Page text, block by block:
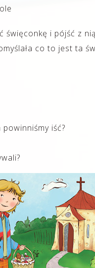
i pójść z
co to jest ta
iść?